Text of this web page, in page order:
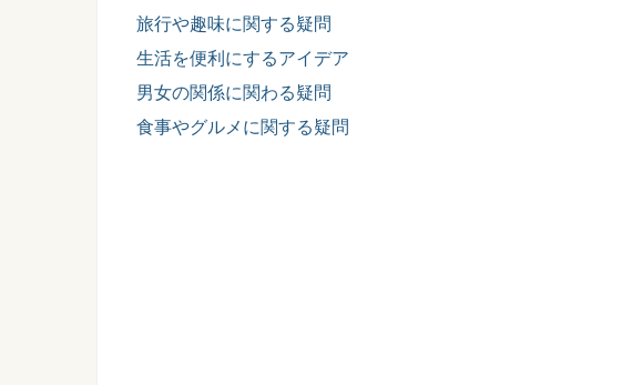
旅行や趣味に関する疑問
生活を便利にするアイデア
男女の関係に関わる疑問
食事やグルメに関する疑問